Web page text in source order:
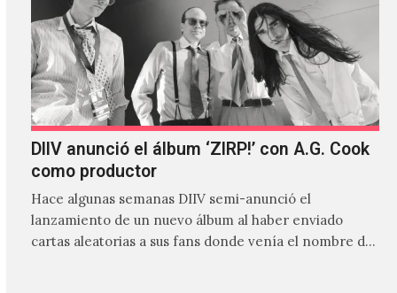
DIIV anunció el álbum ‘ZIRP!’ con A.G. Cook
como productor
Hace algunas semanas DIIV semi-anunció el
lanzamiento de un nuevo álbum al haber enviado
cartas aleatorias a sus fans donde venía el nombre de